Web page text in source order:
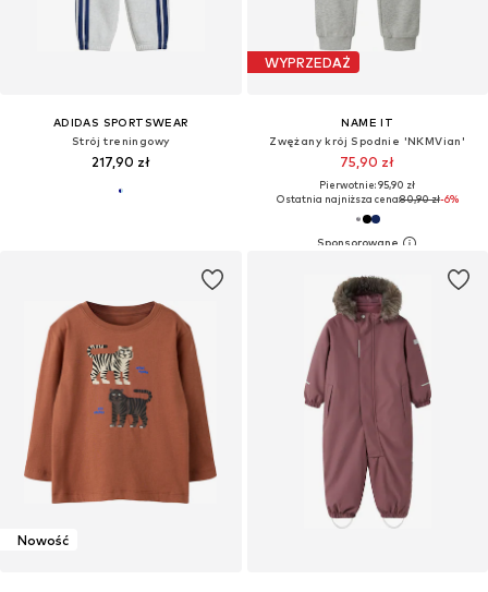
ADIDAS SPORTSWEAR
Strój treningowy
217,90 zł
WYPRZEDAŻ
NAME IT
Zwężany krój Spodnie 'NKMVian'
75,90 zł
Pierwotnie: 95,90 zł
Ostatnia najniższa cena:80,90 zł-6%
Nowość